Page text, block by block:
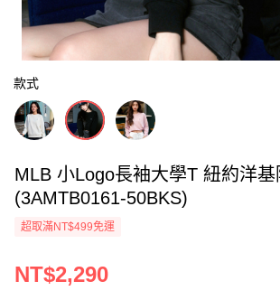
款式
MLB 小Logo長袖大學T 紐約洋基
(3AMTB0161-50BKS)
超取滿NT$499免運
NT$2,290